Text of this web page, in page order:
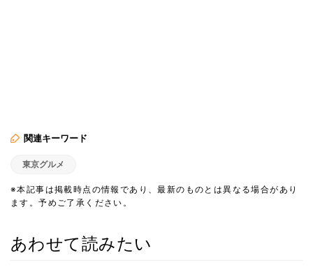
関連キーワード
東京グルメ
※本記事は掲載時点の情報であり、最新のものとは異なる場合があり
ます。予めご了承ください。
あわせて読みたい